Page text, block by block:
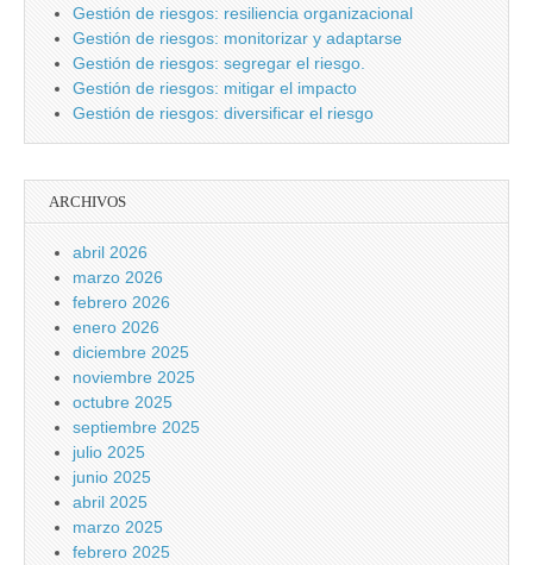
Gestión de riesgos: resiliencia organizacional
Gestión de riesgos: monitorizar y adaptarse
Gestión de riesgos: segregar el riesgo.
Gestión de riesgos: mitigar el impacto
Gestión de riesgos: diversificar el riesgo
ARCHIVOS
abril 2026
marzo 2026
febrero 2026
enero 2026
diciembre 2025
noviembre 2025
octubre 2025
septiembre 2025
julio 2025
junio 2025
abril 2025
marzo 2025
febrero 2025